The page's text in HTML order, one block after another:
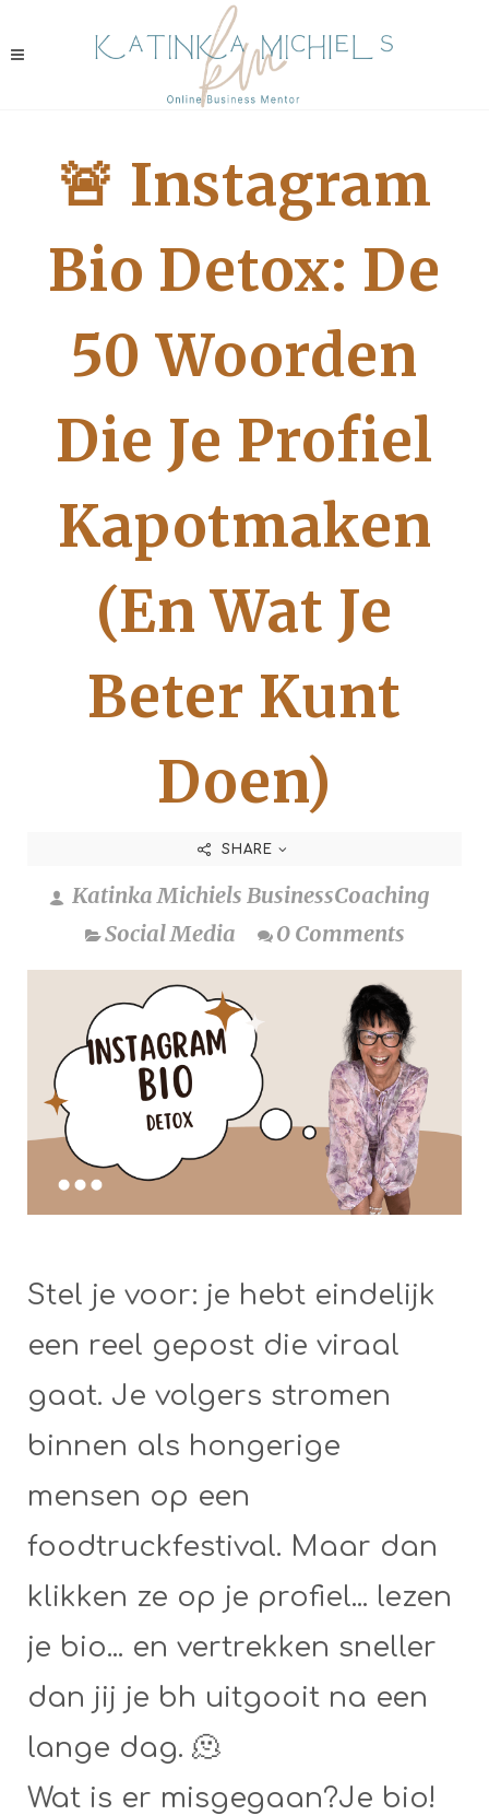
🚨 Instagram
Bio Detox: De
50 Woorden
Die Je Profiel
Kapotmaken
(En Wat Je
Beter Kunt
Doen)
SHARE
Katinka Michiels BusinessCoaching
Social Media
0 Comments
Stel je voor: je hebt eindelijk
een reel gepost die viraal
gaat. Je volgers stromen
binnen als hongerige
mensen op een
foodtruckfestival. Maar dan
klikken ze op je profiel... lezen
je bio... en vertrekken sneller
dan jij je bh uitgooit na een
lange dag. 🫠
Wat is er misgegaan?Je bio!